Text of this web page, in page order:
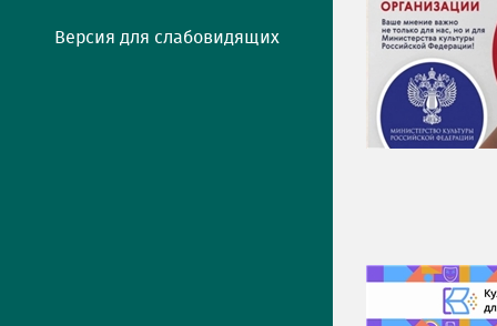
Версия для слабовидящих